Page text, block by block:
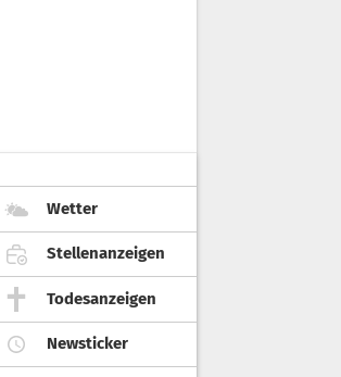
Wetter
Stellenanzeigen
Todesanzeigen
Newsticker